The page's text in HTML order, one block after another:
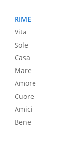
RIME
Vita
Sole
Casa
Mare
Amore
Cuore
Amici
Bene